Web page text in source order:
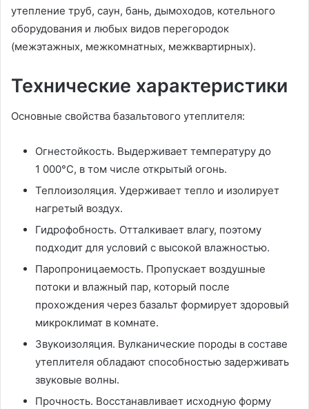
утепление труб, саун, бань, дымоходов, котельного
оборудования и любых видов перегородок
(межэтажных, межкомнатных, межквартирных).
Технические характеристики
Основные свойства базальтового утеплителя:
Огнестойкость. Выдерживает температуру до
1 000°С, в том числе открытый огонь.
Теплоизоляция. Удерживает тепло и изолирует
нагретый воздух.
Гидрофобность. Отталкивает влагу, поэтому
подходит для условий с высокой влажностью.
Паропроницаемость. Пропускает воздушные
потоки и влажный пар, который после
прохождения через базальт формирует здоровый
микроклимат в комнате.
Звукоизоляция. Вулканические породы в составе
утеплителя обладают способностью задерживать
звуковые волны.
Прочность. Восстанавливает исходную форму